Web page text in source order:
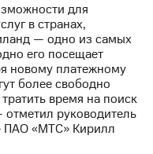
для
в странах,
— одно из самых
его посещает
новому платежному
более свободно
время на поиск
руководитель
ПАО «МТС» Кирилл